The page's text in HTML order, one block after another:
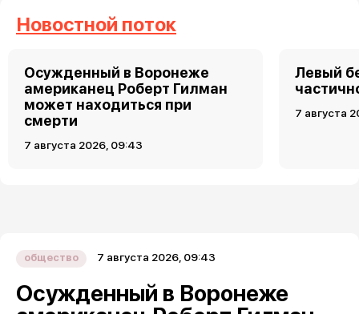
Новостной поток
Осужденный в Воронеже
американец Роберт Гилман
может находиться при
смерти
7 августа 2026, 09:43
Левый
7 августа
общество 7 августа 2026, 09:43
Осужденный в Воронеже